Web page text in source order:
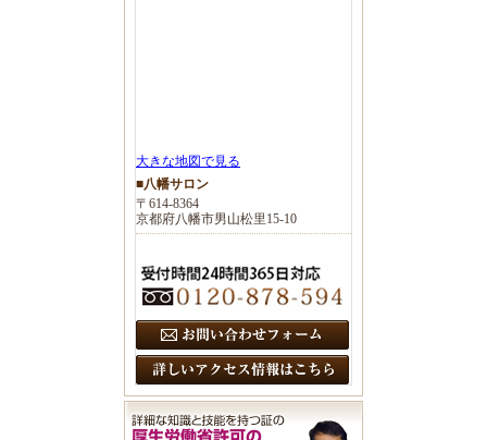
大きな地図で見る
■八幡サロン
〒614-8364
京都府八幡市男山松里15-10